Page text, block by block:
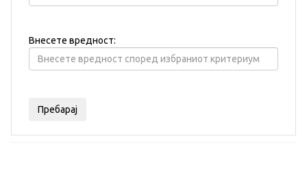
Внесете вредност: